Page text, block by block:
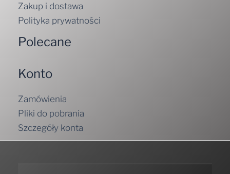
Zakup i dostawa
Polityka prywatności
Polecane
Konto
Zamówienia
Pliki do pobrania
Szczegóły konta